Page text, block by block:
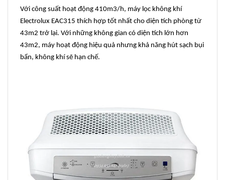
Với công suất hoạt động 410m3/h, máy lọc không khí
Electrolux EAC315 thích hợp tốt nhất cho diện tích phòng từ
43m2 trở lại. Với những không gian có diện tích lớn hơn
43m2, máy hoạt động hiệu quả nhưng khả năng hút sạch bụi
bẩn, không khí sẽ hạn chế.